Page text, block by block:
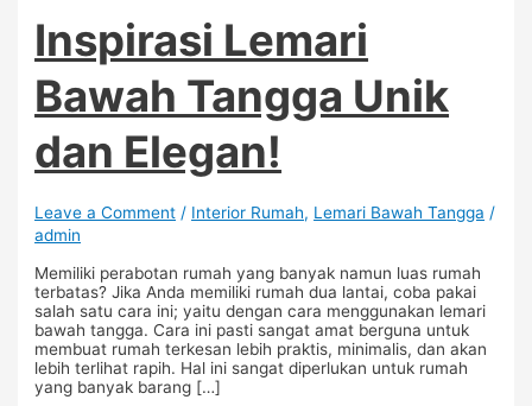
Inspirasi Lemari
Bawah Tangga Unik
dan Elegan!
Leave a Comment / Interior Rumah, Lemari Bawah Tangga /
admin
Memiliki perabotan rumah yang banyak namun luas rumah
terbatas? Jika Anda memiliki rumah dua lantai, coba pakai
salah satu cara ini; yaitu dengan cara menggunakan lemari
bawah tangga. Cara ini pasti sangat amat berguna untuk
membuat rumah terkesan lebih praktis, minimalis, dan akan
lebih terlihat rapih. Hal ini sangat diperlukan untuk rumah
yang banyak barang […]